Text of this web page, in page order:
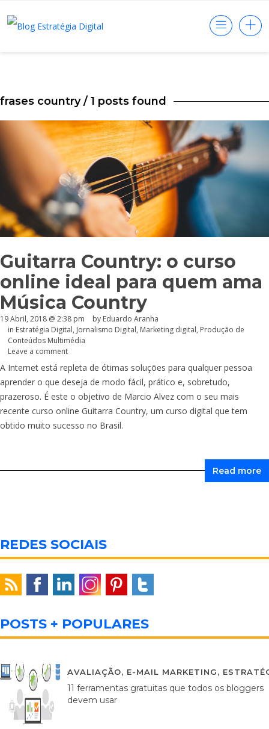
frases country/ 1 posts found
Guitarra Country: o curso
online ideal para quem ama
Música Country
19 Abril, 2018 @ 2:38 pm by Eduardo Aranha
in Estratégia Digital, Jornalismo Digital, Marketing digital, Produção de
Conteúdos Multimédia
Leave a comment
A Internet está repleta de ótimas soluções para qualquer pessoa
aprender o que deseja de modo fácil, prático e, sobretudo,
prazeroso. É este o objetivo de Marcio Alvez com o seu mais
recente curso online Guitarra Country, um curso digital que tem
obtido muito sucesso no Brasil.
Read more
REDES SOCIAIS
POSTS + POPULARES
AVALIAÇÃO, E-MAIL MARKETING,
11 ferramentas gratuitas que todos os bloggers
devem usar